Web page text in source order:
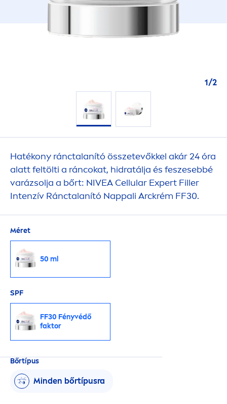
1/2
Hatékony ránctalanító összetevőkkel akár 24 óra
alatt feltölti a ráncokat, hidratálja és feszesebbé
varázsolja a bőrt: NIVEA Cellular Expert Filler
Intenzív Ránctalanító Nappali Arckrém FF30.
Méret
50 ml
SPF
FF30 Fényvédő
faktor
Bőrtípus
Minden bőrtípusra